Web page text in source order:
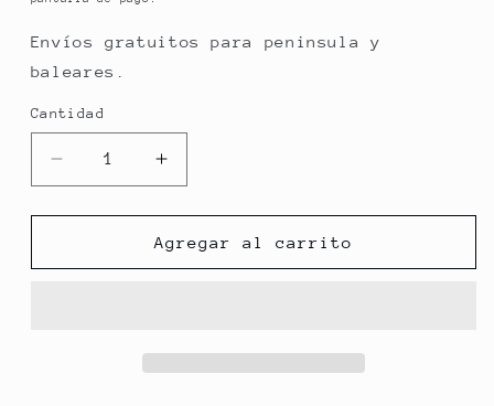
Envíos gratuitos para peninsula y
baleares.
Cantidad
Reducir
cantidad
para
plata
Aumentar
cantidad
para
Colgante
plata
Agregar al carrito